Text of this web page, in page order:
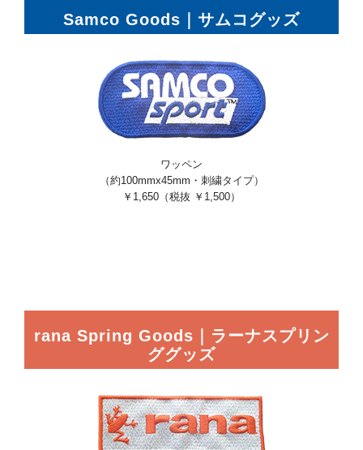
Samco Goods｜サムコグッズ
ワッペン
（約100mmx45mm・刺繍タイプ）
￥1,650（税抜 ￥1,500）
rana Spring Goods｜ラーナスプリン
ググッズ